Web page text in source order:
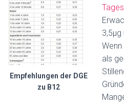
Empfehlungen der DGE
zu B12
3,5µg
als